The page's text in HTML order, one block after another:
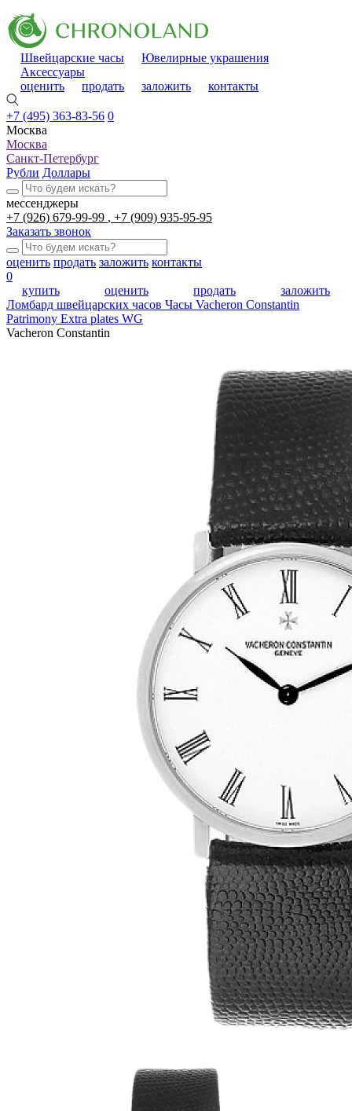
Швейцарские часы
Ювелирные украшения
Аксессуары
оценить
продать заложить контакты
+7 (495) 363-83-56 0
Москва
Москва
Санкт-Петербург
Рубли Доллары
мессенджеры
+7 (926) 679-99-99
+7 (909) 935-95-95
Заказать звонок
оценить продать заложить контакты
0
купить
оценить продать
заложить
Ломбард швейцарских часов Часы Vacheron Constantin
Patrimony Extra plates WG
Vacheron Constantin